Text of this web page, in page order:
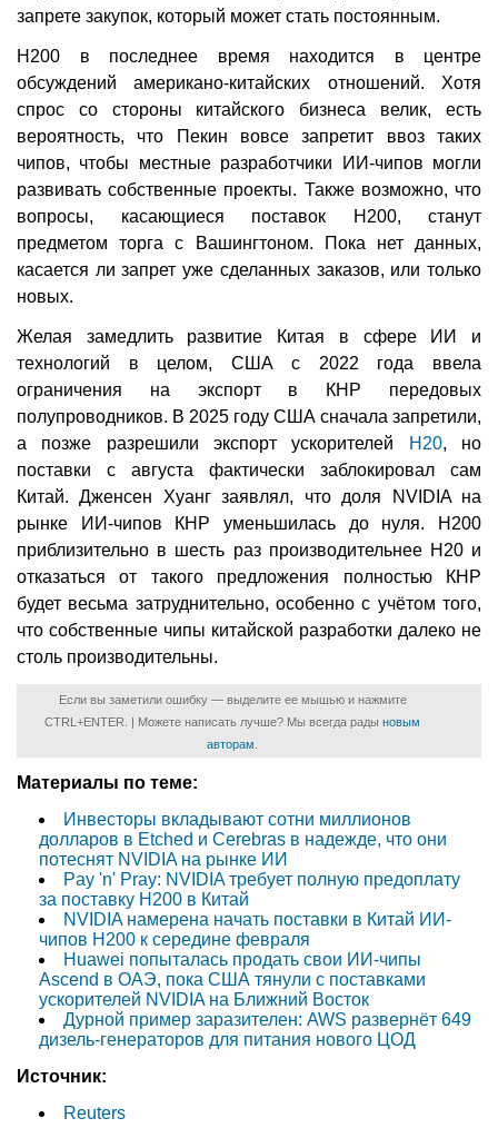
запрете закупок, который может стать постоянным.
H200 в последнее время находится в центре
обсуждений американо-китайских отношений. Хотя
спрос со стороны китайского бизнеса велик, есть
вероятность, что Пекин вовсе запретит ввоз таких
чипов, чтобы местные разработчики ИИ-чипов могли
развивать собственные проекты. Также возможно, что
вопросы, касающиеся поставок H200, станут
предметом торга с Вашингтоном. Пока нет данных,
касается ли запрет уже сделанных заказов, или только
новых.
Желая замедлить развитие Китая в сфере ИИ и
технологий в целом, США с 2022 года ввела
ограничения на экспорт в КНР передовых
полупроводников. В 2025 году США сначала запретили,
а позже разрешили экспорт ускорителей
H20, но
поставки с августа фактически заблокировал сам
Китай. Дженсен Хуанг заявлял, что доля NVIDIA на
рынке ИИ-чипов КНР уменьшилась до нуля. H200
приблизительно в шесть раз производительнее H20 и
отказаться от такого предложения полностью КНР
будет весьма затруднительно, особенно с учётом того,
что собственные чипы китайской разработки далеко не
столь производительны.
Если вы заметили ошибку — выделите ее мышью и нажмите
CTRL+ENTER. | Можете написать лучше? Мы всегда рады новым
авторам
Материалы по теме:
Инвесторы вкладывают сотни миллионов
долларов в Etched и Cerebras в надежде, что они
потеснят NVIDIA на рынке ИИ
Pay 'n' Pray: NVIDIA требует полную предоплату
за поставку H200 в Китай
NVIDIA намерена начать поставки в Китай ИИ-
чипов H200 к середине февраля
Huawei попыталась продать свои ИИ-чипы
Ascend в ОАЭ, пока США тянули с поставками
ускорителей NVIDIA на Ближний Восток
Дурной пример заразителен: AWS развернёт 649
дизель-генераторов для питания нового ЦОД
Источник:
Reuters